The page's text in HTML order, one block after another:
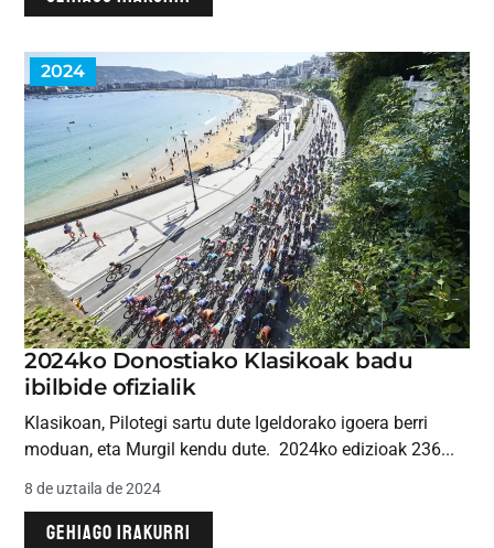
2024
2024ko Donostiako Klasikoak badu
ibilbide ofizialik
Klasikoan, Pilotegi sartu dute Igeldorako igoera berri
moduan, eta Murgil kendu dute. 2024ko edizioak 236...
8 de uztaila de 2024
GEHIAGO IRAKURRI